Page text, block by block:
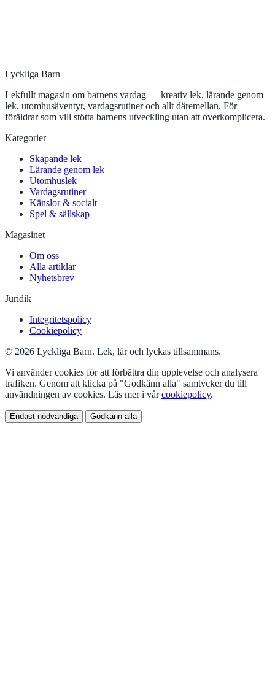
Lyckliga Barn
Lekfullt magasin om barnens vardag — kreativ lek, lärande genom
lek, utomhusäventyr, vardagsrutiner och allt däremellan. För
föräldrar som vill stötta barnens utveckling utan att överkomplicera.
Kategorier
Skapande lek
Lärande genom lek
Utomhuslek
Vardagsrutiner
Känslor & socialt
Spel & sällskap
Magasinet
Om oss
Alla artiklar
Nyhetsbrev
Juridik
Integritetspolicy
Cookiepolicy
© 2026 Lyckliga Barn. Lek, lär och lyckas tillsammans.
Vi använder cookies för att förbättra din upplevelse och analysera
trafiken. Genom att klicka på "Godkänn alla" samtycker du till
användningen av cookies. Läs mer i vårcookiepolicy.
Endast nödvändiga Godkänn alla